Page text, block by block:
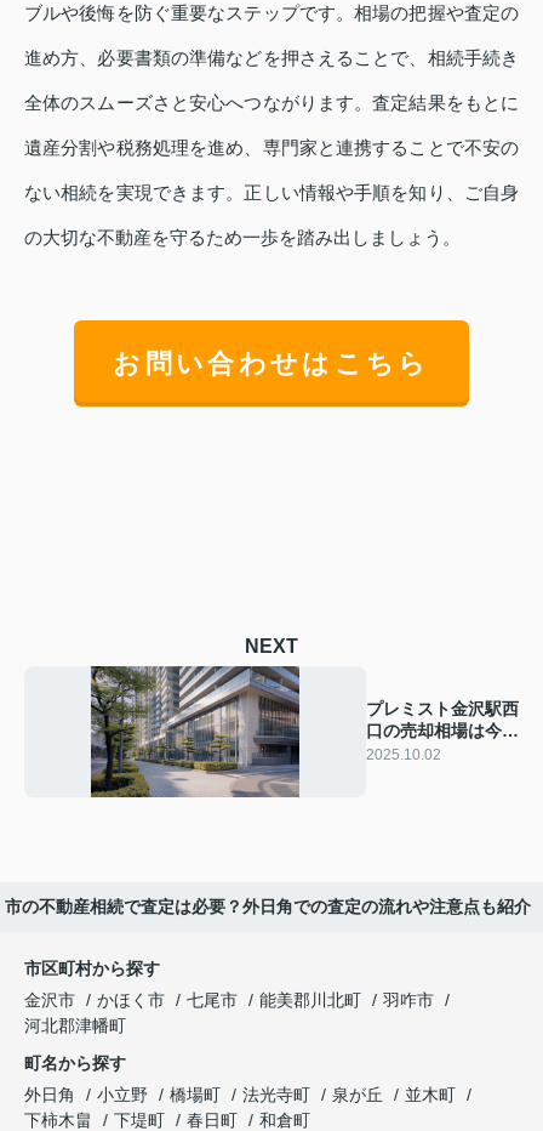
ブルや後悔を防ぐ重要なステップです。相場の把握や査定の
進め方、必要書類の準備などを押さえることで、相続手続き
全体のスムーズさと安心へつながります。査定結果をもとに
遺産分割や税務処理を進め、専門家と連携することで不安の
ない相続を実現できます。正しい情報や手順を知り、ご自身
の大切な不動産を守るため一歩を踏み出しましょう。
お問い合わせはこちら
NEXT
プレミスト金沢駅西
口の売却相場は今い
くら？査定や売却の
2025.10.02
市の不動産相続で査定は必要？外日角での査定の流れや注意点も紹介
市区町村から探す
金沢市
かほく市 七尾市 能美郡川北町
羽咋市
河北郡津幡町
町名から探す
外日角
小立野 橋場町 法光寺町 泉が丘
並木町
下柿木畠
下堤町 春日町
和倉町